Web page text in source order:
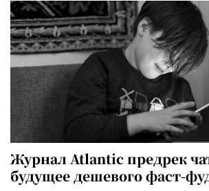
Журнал Atlantic предрек
будущее дешевого фаст-